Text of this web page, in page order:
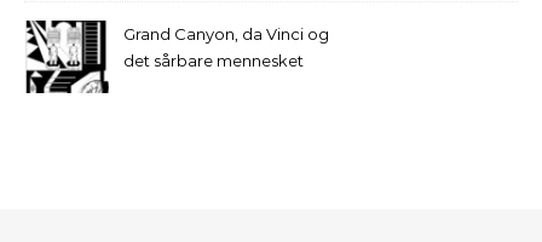
Grand Canyon, da Vinci og
det sårbare mennesket